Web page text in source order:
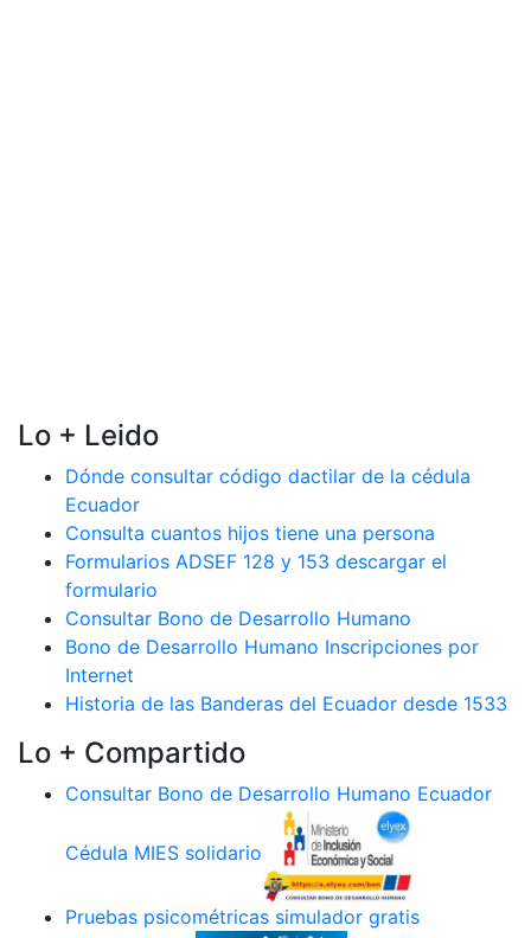
Lo + Leido
Dónde consultar código dactilar de la cédula
Ecuador
Consulta cuantos hijos tiene una persona
Formularios ADSEF 128 y 153 descargar el
formulario
Consultar Bono de Desarrollo Humano
Bono de Desarrollo Humano Inscripciones por
Internet
Historia de las Banderas del Ecuador desde 1533
Lo + Compartido
Consultar Bono de Desarrollo Humano Ecuador
Cédula MIES solidario
Pruebas psicométricas simulador gratis